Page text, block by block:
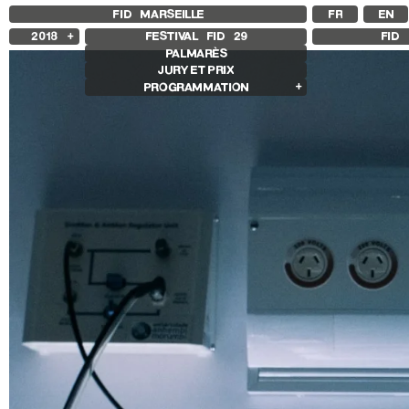
FID MARSEILLE FR EN
2018 FESTIVAL FID 29
PALMARÈS
JURY ET PRIX
PROGRAMMATION
Rétrospective Isabelle Huppert
Rétrospective Edie Sedgwick et Andy
Warhol
Autres programmes
Séances spéciales
Livre d’Image
Histoire(s) de Portrait
We’re gonna rock him
Sentiers Expanded
Les Sentiers
FID